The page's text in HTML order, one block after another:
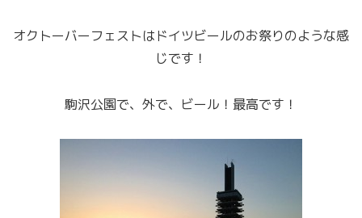
オクトーバーフェストはドイツビールのお祭りのような感
じです！
駒沢公園で、外で、ビール！最高です！